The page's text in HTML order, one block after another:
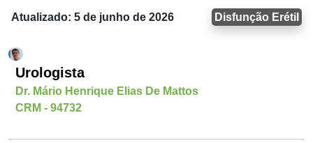
Atualizado: 5 de junho de 2026 Disfunção Erétil
Urologista
Dr. Mário Henrique Elias De Mattos
CRM - 94732